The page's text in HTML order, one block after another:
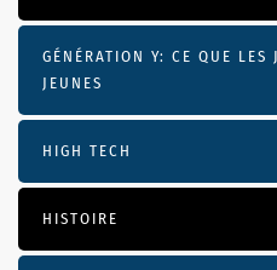
GÉNÉRATION Y: CE QUE LES
JEUNES
HIGH TECH
HISTOIRE